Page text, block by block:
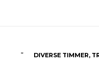
DIVERSE TIMMER,